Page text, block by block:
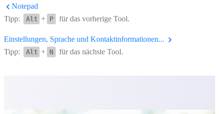
Notepad
Tipp:
Alt + P für das vorherige Tool.
Einstellungen, Sprache und Kontaktinformationen...
Tipp:
Alt + N für das nächste Tool.